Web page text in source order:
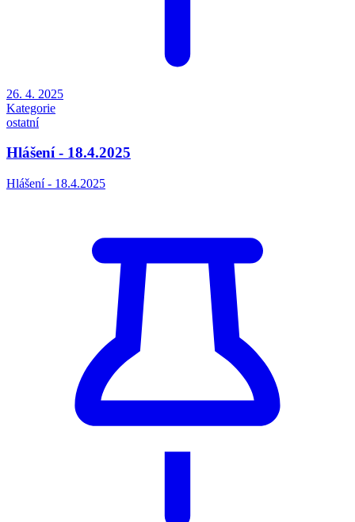
26. 4. 2025
Kategorie
ostatní
Hlášení - 18.4.2025
Hlášení - 18.4.2025